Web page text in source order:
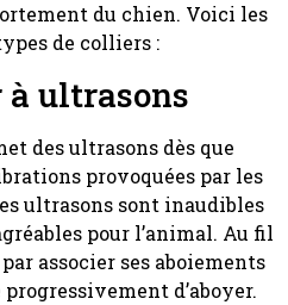
du chien. Voici les
de colliers :
ultrasons
des ultrasons dès que
provoquées par les
ultrasons sont inaudibles
pour l’animal. Au fil
associer ses aboiements
d’aboyer.